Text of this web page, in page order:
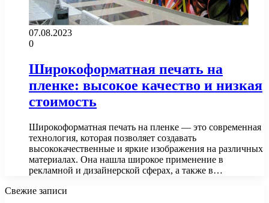
07.08.2023
0
Широкоформатная печать на
пленке: высокое качество и низкая
стоимость
Широкоформатная печать на пленке — это современная
технология, которая позволяет создавать
высококачественные и яркие изображения на различных
материалах. Она нашла широкое применение в
рекламной и дизайнерской сферах, а также в…
Свежие записи